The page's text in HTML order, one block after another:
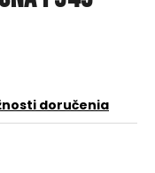
doručenia